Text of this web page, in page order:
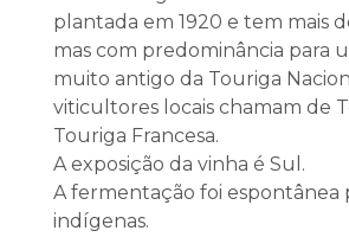
plantada em 1920 e tem mais
mas com predominância para
muito antigo da Touriga
viticultores locais chamam de
Touriga Francesa.
A exposição da vinha é Sul.
A fermentação foi espontânea
indígenas.